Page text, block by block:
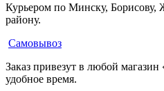
Курьером по Минску, Борисову,
району.
Самовывоз
Заказ привезут в любой
удобное время.